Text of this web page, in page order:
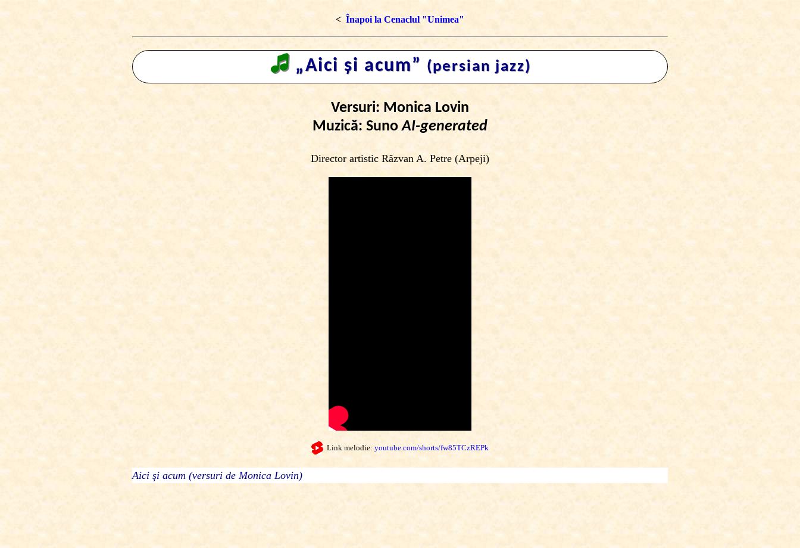
< Înapoi la Cenaclul "Unimea"
🎜„Aici şi acum” (persian jazz)
Versuri: Monica Lovin
Muzică: Suno AI-generated
Director artistic Răzvan A. Petre (Arpeji)
Link melodie: youtube.com/shorts/fw85TCzREPk
Aici şi acum (versuri de Monica Lovin)